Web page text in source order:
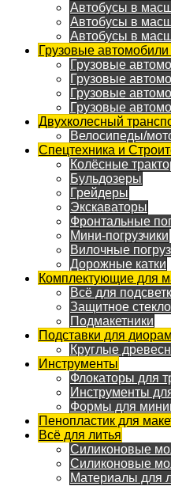
Автобусы в
Автобусы в
Автобусы в
Грузовые автомобили
Грузовые
Грузовые
Грузовые
Грузовые
Двухколесный
Велосипеды/
Спецтехника и
Колёсные
Бульдозеры
Грейдеры
Экскаваторы
Фронтальные
Мини-погрузчики
Вилочные
Дорожные катки
Комплектующие для
Всё для
Защитное
Подмакетники
Подставки для диорам
Круглые
Инструменты
Флокаторы для
Инструменты
Формы для
Пенопластик для
Всё для литья
Силиконовые
Силиконовые
Материалы для